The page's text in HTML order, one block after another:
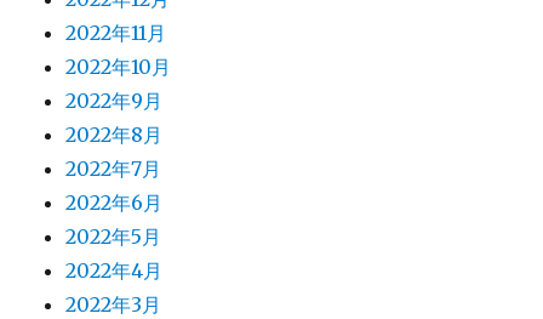
2022年11月
2022年10月
2022年9月
2022年8月
2022年7月
2022年6月
2022年5月
2022年4月
2022年3月